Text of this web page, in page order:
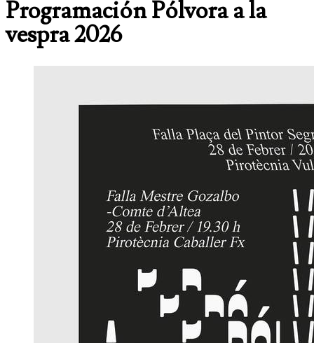
Programación Pólvora a la
vespra 2026